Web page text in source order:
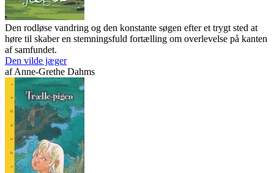
Den rodløse vandring og den konstante søgen efter et trygt sted at
høre til skaber en stemningsfuld fortælling om overlevelse på kanten
af samfundet.
Den vilde jæger
afAnne-Grethe Dahms